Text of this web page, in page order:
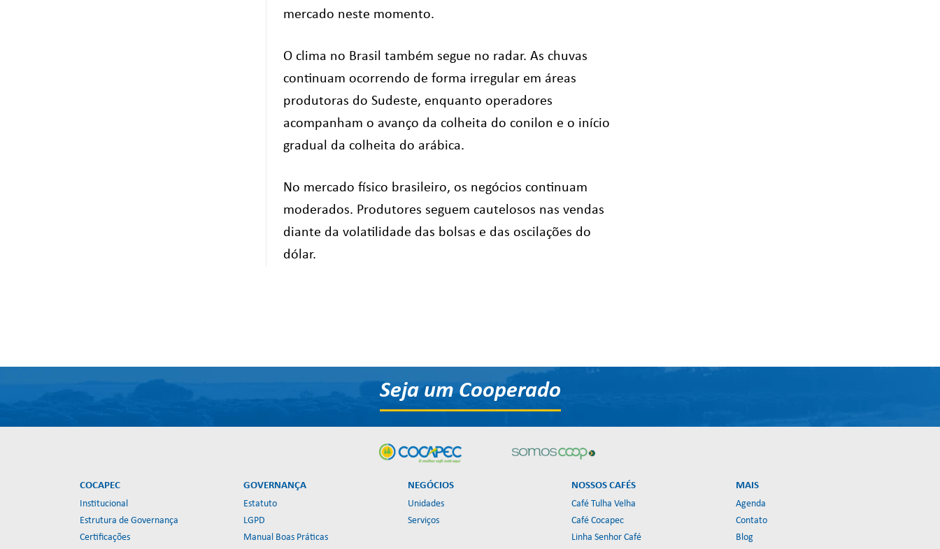
mercado neste momento.
O clima no Brasil também segue no radar. As chuvas
continuam ocorrendo de forma irregular em áreas
produtoras do Sudeste, enquanto operadores
acompanham o avanço da colheita do conilon e o início
gradual da colheita do arábica.
No mercado físico brasileiro, os negócios continuam
moderados. Produtores seguem cautelosos nas vendas
diante da volatilidade das bolsas e das oscilações do
dólar.
Seja um Cooperado
COCAPEC
Institucional
Estrutura de Governança
Certificações
GOVERNANÇA
Estatuto
LGPD
Manual Boas Práticas
NEGÓCIOS
Unidades
Serviços
NOSSOS CAFÉS
Café Tulha Velha
Café Cocapec
Linha Senhor Café
MAIS
Agenda
Contato
Blog